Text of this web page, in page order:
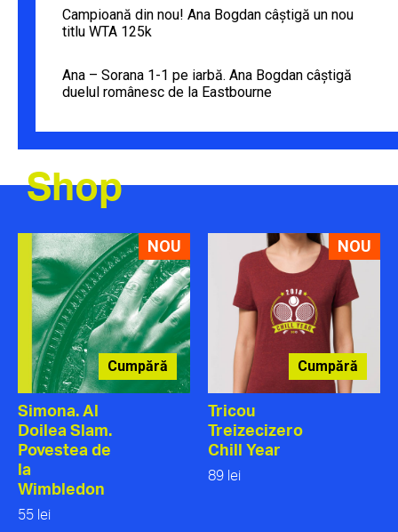
Campioană din nou! Ana Bogdan câștigă un nou
titlu WTA 125k
Ana – Sorana 1-1 pe iarbă. Ana Bogdan câștigă
duelul românesc de la Eastbourne
Shop
NOU
Cumpără
Simona. Al
Doilea Slam.
Povestea de
la
Wimbledon
55 lei
NOU
Cumpără
Tricou
Treizecizero
Chill Year
89 lei